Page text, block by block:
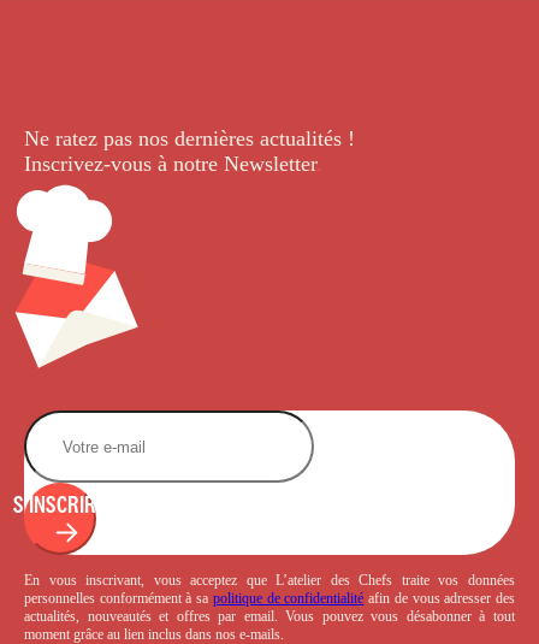
Ne ratez pas nos dernières actualités !
Inscrivez-vous à notre Newsletter.
S'INSCRIRE
En vous inscrivant, vous acceptez que L’atelier des Chefs traite vos données
personnelles conformément à sa politique de confidentialité afin de vous adresser des
actualités, nouveautés et offres par email. Vous pouvez vous désabonner à tout
moment grâce au lien inclus dans nos e-mails.